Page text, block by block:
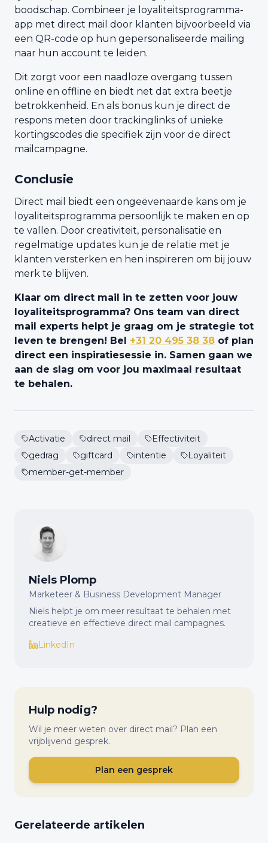
boodschap. Combineer je loyaliteitsprogramma-
app met direct mail door klanten bijvoorbeeld via
een QR-code op hun gepersonaliseerde mailing
naar hun account te leiden.
Dit zorgt voor een naadloze overgang tussen
online en offline en biedt net dat extra beetje
betrokkenheid. En als bonus kun je direct de
respons meten door trackinglinks of unieke
kortingscodes die specifiek zijn voor de direct
mailcampagne.
Conclusie
Direct mail biedt een ongeëvenaarde kans om je
loyaliteitsprogramma persoonlijk te maken en op
te vallen. Door creativiteit, personalisatie en
regelmatige updates kun je de relatie met je
klanten versterken en hen inspireren om bij jouw
merk te blijven.
Klaar om direct mail in te zetten voor jouw
loyaliteitsprogramma? Ons team van direct
mail experts helpt je graag om je strategie tot
leven te brengen! Bel +31 20 495 38 38 of plan
direct een inspiratiesessie in. Samen gaan we
aan de slag om voor jou maximaal resultaat
te behalen.
Activatie direct mail
Effectiviteit
gedrag
giftcard intentie
Loyaliteit
member-get-member
Niels Plomp
Marketeer & Business Development Manager
Niels helpt je om meer resultaat te behalen met
creatieve en effectieve direct mail campagnes.
LinkedIn
Hulp nodig?
Wil je meer weten over direct mail? Plan een
vrijblijvend gesprek.
Plan een gesprek
Gerelateerde artikelen